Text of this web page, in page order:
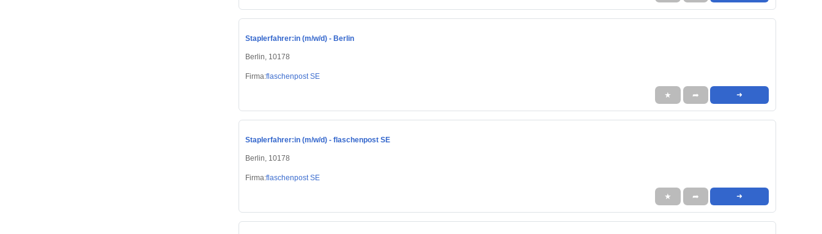
Staplerfahrer:in (m/w/d) - Berlin
Berlin, 10178
Firma:flaschenpost SE
★ ➦ ➜
Staplerfahrer:in (m/w/d) - flaschenpost SE
Berlin, 10178
Firma:flaschenpost SE
★ ➦ ➜